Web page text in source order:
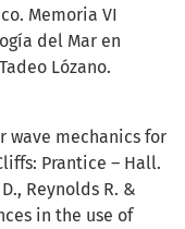
Memoria VI
del Mar en
Lózano.
wave mechanics for
Prantice – Hall.
Reynolds R. &
in the use of